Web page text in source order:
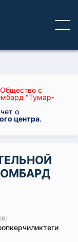
Общество с
"Тумар-
о
центра.